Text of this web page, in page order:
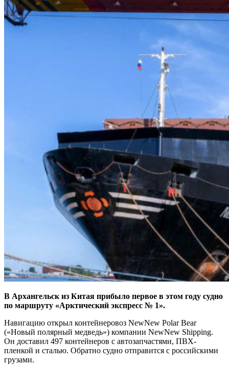
В Архангельск из Китая прибыло первое в этом году судно
по маршруту «Арктический экспресс № 1».
Навигацию открыл контейнеровоз NewNew Polar Bear
(«Новый полярный медведь») компании NewNew Shipping.
Он доставил 497 контейнеров с автозапчастями, ПВХ-
пленкой и сталью. Обратно судно отправится с российскими
грузами.